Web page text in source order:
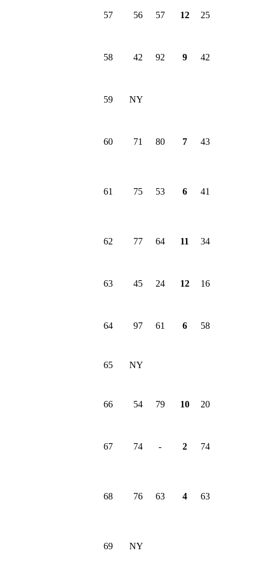
57 56 57 12 25
58 42 92 9 42
59 NY
60 71 80 7 43
61 75 53 6 41
62 77 64 11 34
63 45 24 12 16
64 97 61 6 58
65 NY
66 54 79 10 20
67 74 - 2 74
68 76 63 4 63
69 NY